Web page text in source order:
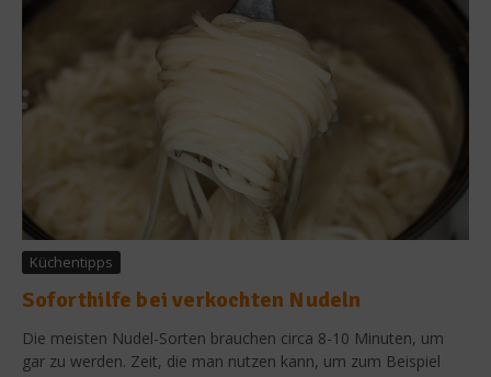
Küchentipps
Soforthilfe bei verkochten Nudeln
Die meisten Nudel-Sorten brauchen circa 8-10 Minuten, um
gar zu werden. Zeit, die man nutzen kann, um zum Beispiel